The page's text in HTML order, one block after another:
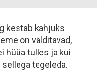
kestab kahjuks
on välditavad,
hüüa tulles ja kui
sellega tegeleda.